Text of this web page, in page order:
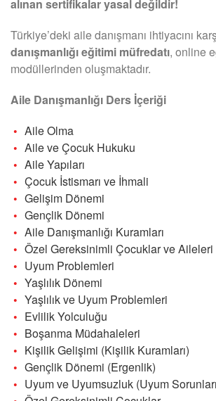
alınan sertifikalar yasal değildir!
Türkiye’deki aile danışmanı ihtiyacını
danışmanlığı eğitimi müfredatı, online
modüllerinden oluşmaktadır.
Aile Danışmanlığı Ders İçeriği
Aile Olma
Aile ve Çocuk Hukuku
Aile Yapıları
Çocuk İstismarı ve İhmali
Gelişim Dönemi
Gençlik Dönemi
Aile Danışmanlığı Kuramları
Özel Gereksinimli Çocuklar ve Aileleri
Uyum Problemleri
Yaşlılık Dönemi
Yaşlılık ve Uyum Problemleri
Evlilik Yolculuğu
Boşanma Müdahaleleri
Kişilik Gelişimi (Kişilik Kuramları)
Gençlik Dönemi (Ergenlik)
Uyum ve Uyumsuzluk (Uyum